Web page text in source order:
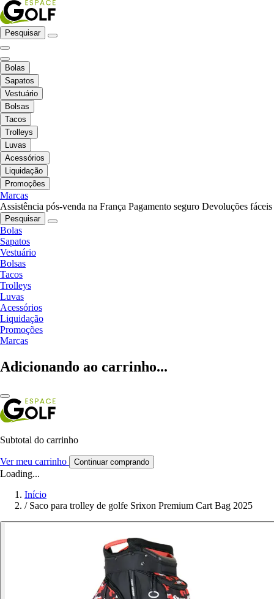
Pesquisar
Bolas
Sapatos
Vestuário
Bolsas
Tacos
Trolleys
Luvas
Acessórios
Liquidação
Promoções
Marcas
Assistência pós-venda na França Pagamento seguro Devoluções fáceis
Pesquisar
Bolas
Sapatos
Vestuário
Bolsas
Tacos
Trolleys
Luvas
Acessórios
Liquidação
Promoções
Marcas
Adicionando ao carrinho...
Subtotal do carrinho
Ver meu carrinho Continuar comprando
Loading...
Início
/ Saco para trolley de golfe Srixon Premium Cart Bag 2025